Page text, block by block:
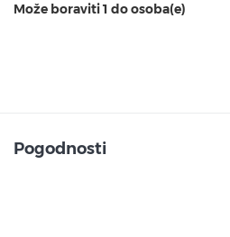
Može boraviti 1 do osoba(e)
Pogodnosti